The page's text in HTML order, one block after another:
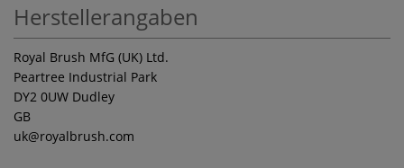
Herstellerangaben
Royal Brush MfG (UK) Ltd.
Peartree Industrial Park
DY2 0UW Dudley
GB
uk@royalbrush.com